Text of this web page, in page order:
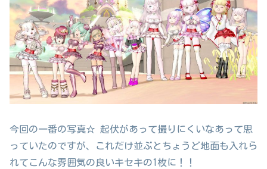
今回の一番の写真☆ 起伏があって撮りにくいなあって思
っていたのですが、これだけ並ぶとちょうど地面も入れら
れてこんな雰囲気の良いキセキの1枚に！！